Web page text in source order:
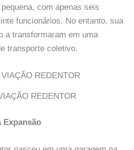
com apenas seis
funcionários. No entanto, sua
a transformaram em uma
transporte coletivo.
REDENTOR
Expansão